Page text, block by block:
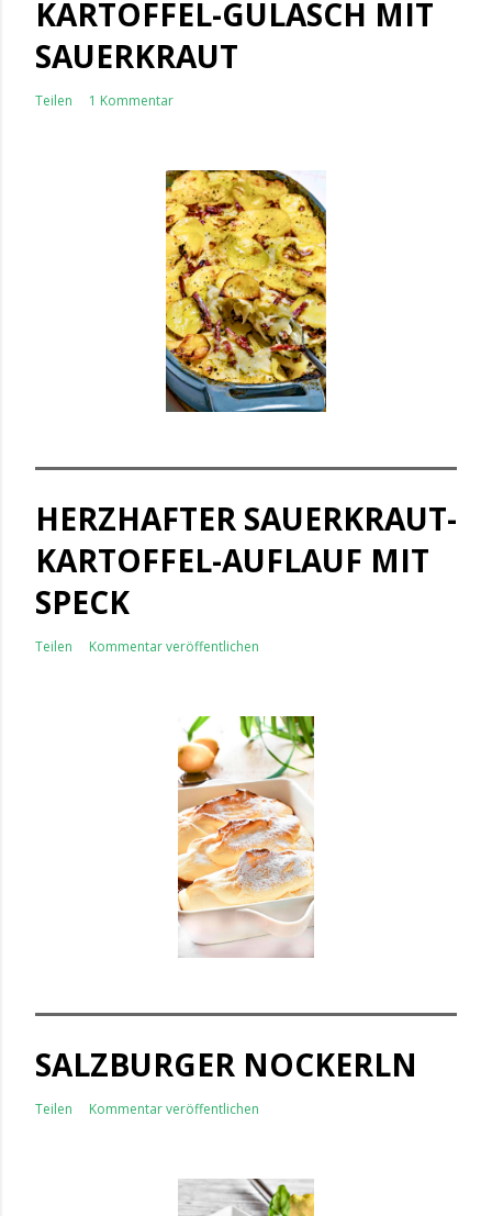
KARTOFFEL-GULASCH MIT
SAUERKRAUT
Teilen 1 Kommentar
HERZHAFTER SAUERKRAUT-
KARTOFFEL-AUFLAUF MIT
SPECK
Teilen Kommentar veröffentlichen
SALZBURGER NOCKERLN
Teilen Kommentar veröffentlichen